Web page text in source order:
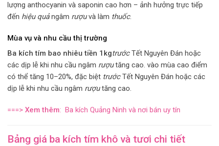
lượng anthocyanin và saponin cao hơn – ảnh hưởng trực tiếp
đến hiệu quảngâm rượuvà làm thuốc.
Mùa vụ và nhu cầu thị trường
Ba kích tím bao nhiêu tiền 1kgtrướcTết Nguyên Đán hoặc
các dịp lễ khi nhu cầu ngâm rượutăng cao. vào mùa cao điểm
có thể tăng 10–20%, đặc biệt trướcTết Nguyên Đán hoặc các
dịp lễ khi nhu cầu ngâm rượutăng cao.
===> Xem thêm: Ba kích Quảng Ninh và nơi bán uy tín
Bảng giá ba kích tím khô và tươi chi tiết